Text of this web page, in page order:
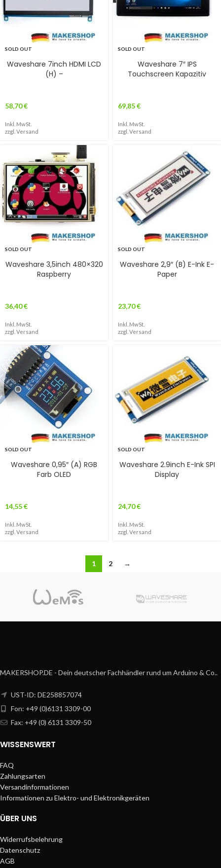
SOLD OUT
Waveshare 7inch HDMI LCD
(H) –
58,70€
Inkl. MwSt.
zzgl. Versand
SOLD OUT
Waveshare 7″ IPS
Touchscreen Kapazitiv
69,85€
Inkl. MwSt.
zzgl. Versand
SOLD OUT
Waveshare 3,5inch 480×320
Raspberry
36,40€
Inkl. MwSt.
zzgl. Versand
SOLD OUT
Waveshare 2,9″ (B) E-Ink E-
Paper
23,70€
Inkl. MwSt.
zzgl. Versand
SOLD OUT
Waveshare 0,95″ (A) RGB
Farb OLED
14,55€
Inkl. MwSt.
zzgl. Versand
SOLD OUT
Waveshare 2.9inch E-Ink SPI
Display
24,70€
Inkl. MwSt.
zzgl. Versand
1 2 →
MAKERSHOP.DE - Dein deutscher Fachhändler rund um Arduino & Co..
UST-ID: DE258857074
Fon: +49 (0)6131 3309-00
Fax: +49 (0) 6131 3309-50
WISSENSWERT
FAQ
Zahlungsarten
Versandinformationen
Informationen zu Elektro- und Elektronikgeräten
ÜBER UNS
Widerrufsbelehrung
Datenschutz
AGB